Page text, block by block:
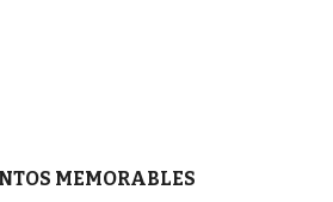
MEMORABLES